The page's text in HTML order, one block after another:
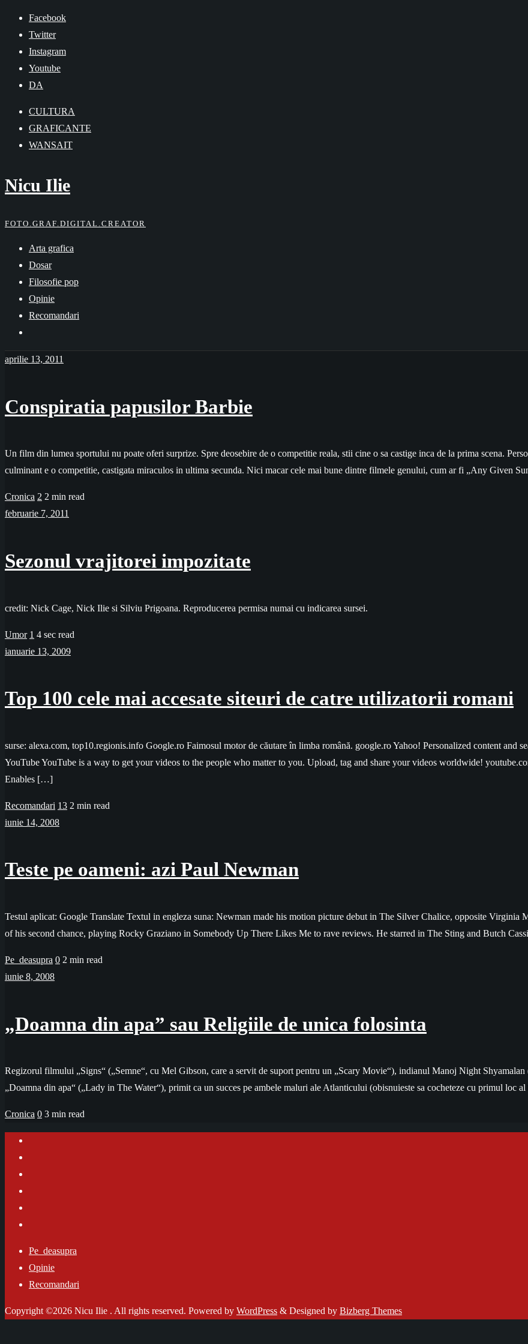
Skip
content
Facebook
Twitter
Instagram
Youtube
DA
CULTURA
GRAFICANTE
WANSAIT
Nicu Ilie
FOTO.GRAF.DIGITAL.CREATOR
Arta grafica
Dosar
Filosofie pop
Opinie
Recomandari
aprilie 13, 2011
Conspiratia papusilor Barbie
Un film din lumea sportului nu poate oferi surprize. Spre deosebire de o competitie reala, stii cine o sa castige inca de la prima scena.
culminant e o competitie, castigata miraculos in ultima secunda. Nici macar cele mai bune dintre filmele genului, cum ar fi „Any Given
Cronica 2 2 min read
februarie 7, 2011
Sezonul vrajitorei impozitate
credit: Nick Cage, Nick Ilie si Silviu Prigoana. Reproducerea permisa numai cu indicarea sursei.
Umor 1 4 sec read
ianuarie 13, 2009
Top 100 cele mai accesate siteuri de catre utilizatorii romani
surse: alexa.com, top10.regionis.info Google.ro Faimosul motor de căutare în limba română. google.ro Yahoo! Personalized content and
YouTube YouTube is a way to get your videos to the people who matter to you. Upload, tag and share your videos worldwide!
Enables […]
Recomandari 13 2 min read
iunie 14, 2008
Teste pe oameni: azi Paul Newman
Testul aplicat: Google Translate Textul in engleza suna: Newman made his motion picture debut in The Silver Chalice, opposite
of his second chance, playing Rocky Graziano in Somebody Up There Likes Me to rave reviews. He starred in The Sting and Butch
Pe_deasupra 0 2 min read
iunie 8, 2008
„Doamna din apa” sau Religiile de unica folosinta
Regizorul filmului „Signs“ („Semne“, cu Mel Gibson, care a servit de suport pentru un „Scary Movie“), indianul Manoj Night
„Doamna din apa“ („Lady in The Water“), primit ca un succes pe ambele maluri ale Atlanticului (obisnuieste sa cocheteze cu primul
Cronica 0 3 min read
Pe_deasupra
Opinie
Recomandari
Copyright ©2026 Nicu Ilie . All rights reserved. Powered by WordPress & Designed by Bizberg Themes